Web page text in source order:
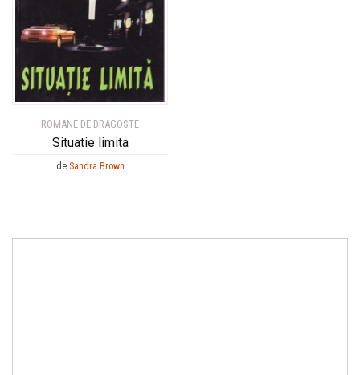
ROMANE DE DRAGOSTE
Situatie limita
de Sandra Brown